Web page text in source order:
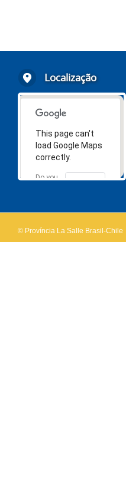
Localização
This page can't
load Google Maps
correctly.
Do you
OK
© Província La Salle Brasil-Chile